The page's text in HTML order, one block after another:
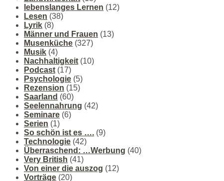
lebenslanges Lernen (12)
Lesen (38)
Lyrik (8)
Männer und Frauen (13)
Musenküche (327)
Musik (4)
Nachhaltigkeit (10)
Podcast (17)
Psychologie (5)
Rezension (15)
Saarland (60)
Seelennahrung (42)
Seminare (6)
Serien (1)
So schön ist es …. (9)
Technologie (42)
Überraschend: …Werbung (40)
Very British (41)
Von einer die auszog (12)
Vorträge (20)